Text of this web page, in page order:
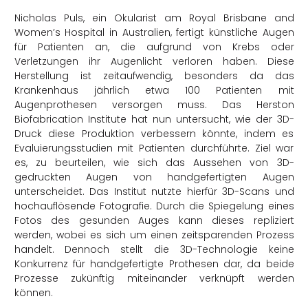
Nicholas Puls, ein Okularist am Royal Brisbane and
Women’s Hospital in Australien, fertigt künstliche Augen
für Patienten an, die aufgrund von Krebs oder
Verletzungen ihr Augenlicht verloren haben. Diese
Herstellung ist zeitaufwendig, besonders da das
Krankenhaus jährlich etwa 100 Patienten mit
Augenprothesen versorgen muss. Das Herston
Biofabrication Institute hat nun untersucht, wie der 3D-
Druck diese Produktion verbessern könnte, indem es
Evaluierungsstudien mit Patienten durchführte. Ziel war
es, zu beurteilen, wie sich das Aussehen von 3D-
gedruckten Augen von handgefertigten Augen
unterscheidet. Das Institut nutzte hierfür 3D-Scans und
hochauflösende Fotografie. Durch die Spiegelung eines
Fotos des gesunden Auges kann dieses repliziert
werden, wobei es sich um einen zeitsparenden Prozess
handelt. Dennoch stellt die 3D-Technologie keine
Konkurrenz für handgefertigte Prothesen dar, da beide
Prozesse zukünftig miteinander verknüpft werden
können.